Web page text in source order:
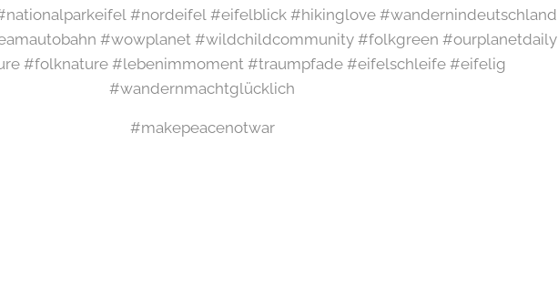
#nordeifel #eifelblick #hikinglove #wandernindeutschland
#wowplanet #wildchildcommunity #folkgreen #ourplanetdaily
#folknature #lebenimmoment #traumpfade #eifelschleife #eifelig
#wandernmachtglücklich
#makepeacenotwar